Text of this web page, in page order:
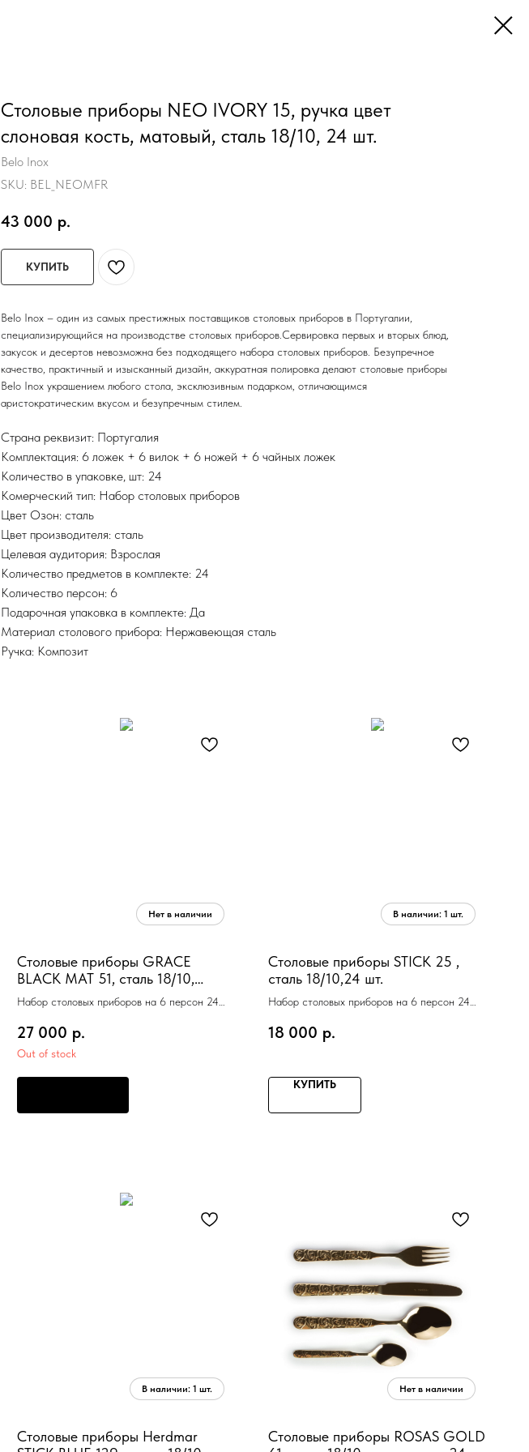
Столовые приборы NEO IVORY 15, ручка цвет
слоновая кость, матовый, сталь 18/10, 24 шт.
Belo Inox
SKU: BEL_NEOMFR
43 000 р.
КУПИТЬ
Belo Inox – один из самых престижных поставщиков столовых приборов в Португалии,
специализирующийся на производстве столовых приборов.Сервировка первых и вторых блюд,
закусок и десертов невозможна без подходящего набора столовых приборов. Безупречное
качество, практичный и изысканный дизайн, аккуратная полировка делают столовые приборы
Belo Inox украшением любого стола, эксклюзивным подарком, отличающимся
аристократическим вкусом и безупречным стилем.
Страна реквизит: Португалия
Комплектация: 6 ложек + 6 вилок + 6 ножей + 6 чайных ложек
Количество в упаковке, шт: 24
Комерческий тип: Набор столовых приборов
Цвет Озон: сталь
Цвет производителя: сталь
Целевая аудитория: Взрослая
Количество предметов в комплекте: 24
Количество персон: 6
Подарочная упаковка в комплекте: Да
Материал столового прибора: Нержавеющая сталь
Ручка: Композит
Столовые приборы GRACE
BLACK MAT 51, сталь 18/10,
черный матовый, 24 шт.
Набор столовых приборов на 6 персон 24
27 000 р.
Out of stock
Столовые приборы STICK 25 ,
сталь 18/10,24 шт.
Набор столовых приборов на 6 персон 24
18 000 р.
КУПИТЬ
Столовые приборы Herdmar
Столовые приборы ROSAS GOLD